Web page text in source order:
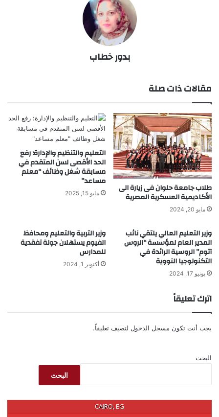
بدور خطاب
مقالات ذات صلة
طلاب جامعة حلوان فى زيارة الى
الأكاديمية العسكرية المصرية
مايو 20, 2024
التعليم والتنظيم والإدارة: رفع
الحد الأقصى لسن المتقدم في
مسابقة شغل وظائف “معلم
مساعد”
مايو 15, 2025
وزير التعليم العالي يلتقي نائب
المدير العام لمؤسسة “الروس
آتوم” الروسية الرائدة في
التكنولوجيا النووية
يونيو 17, 2024
وزير التربية والتعليم ومحافظ
الفيوم يستهلان جولة تفقدية
للمدارس
أكتوبر 1, 2024
اترك تعليقاً
يجب أنت تكون مسجل الدخول لتضيف تعليقاً.
البحث
البحث
CAIRO, EG